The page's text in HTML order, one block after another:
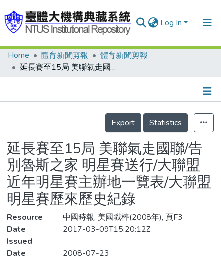
Log In
Communities & Collections
Statistics
Home 體育新聞剪報
體育新聞剪報
延長賽至15局 美聯氣走國聯/告別魯斯之家 明星賽送行/大聯盟近年明星賽主辦地一覽表/大聯盟明星賽歷來歷史紀錄
Details
Export
Statistics
延長賽至15局 美聯氣走國聯/告
別魯斯之家 明星賽送行/大聯盟
近年明星賽主辦地一覽表/大聯盟
明星賽歷來歷史紀錄
Resource
中國時報, 美國職棒(2008年), 頁F3
Date
Issued
2017-03-09T15:20:12Z
Date
2008-07-23